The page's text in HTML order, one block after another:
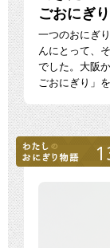
ごおにぎ
んの挑戦
一つのおにぎ
んにとって、
でした。大阪
ごおにぎり」